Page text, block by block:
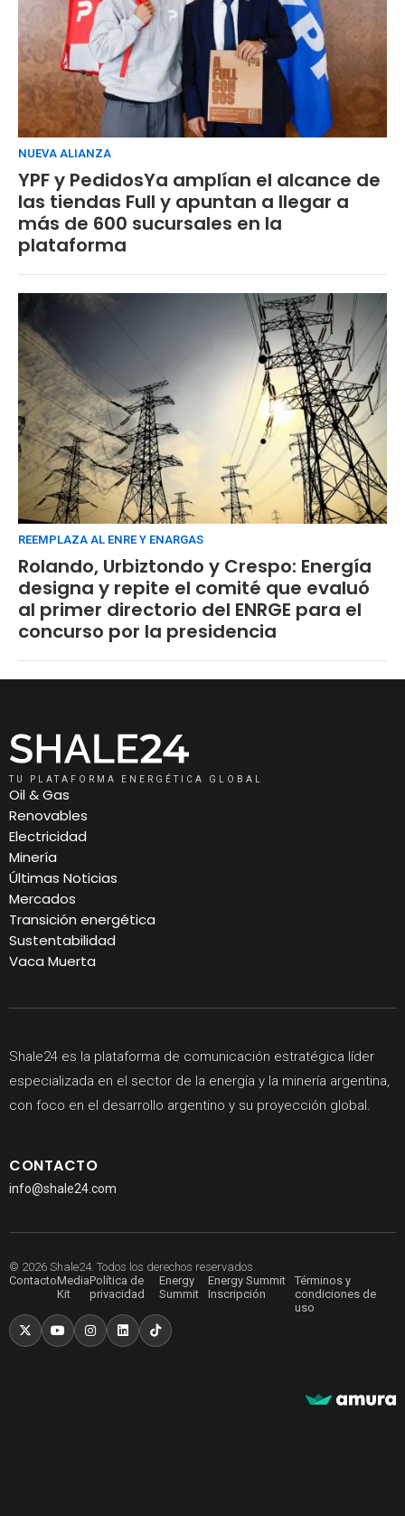
NUEVA ALIANZA
YPF y PedidosYa amplían el alcance de
las tiendas Full y apuntan a llegar a
más de 600 sucursales en la
plataforma
REEMPLAZA AL ENRE Y ENARGAS
Rolando, Urbiztondo y Crespo: Energía
designa y repite el comité que evaluó
al primer directorio del ENRGE para el
concurso por la presidencia
TU PLATAFORMA ENERGÉTICA GLOBAL
Oil & Gas
Renovables
Electricidad
Minería
Últimas Noticias
Mercados
Transición energética
Sustentabilidad
Vaca Muerta
Shale24 es la plataforma de comunicación estratégica líder
especializada en el sector de la energía y la minería argentina,
con foco en el desarrollo argentino y su proyección global.
CONTACTO
info@shale24.com
© 2026 Shale24. Todos los derechos reservados.
ContactoMedia
Kit
Política de
privacidad
Energy
Summit
Energy Summit
Inscripción
Términos y
condiciones de
uso